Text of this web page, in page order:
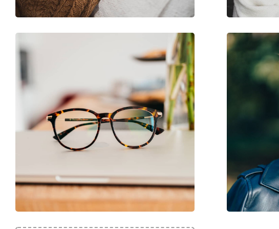
Marke:
Marc Jacobs
Code:
649 80S 19 53